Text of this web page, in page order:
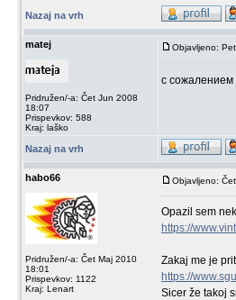
Nazaj na vrh
matej
Pridružen/-a: Čet Jun 2008
18:07
Prispevkov: 588
Kraj: laško
Objavljeno:
с
Nazaj na vrh
habo66
Pridružen/-a: Čet Maj 2010
18:01
Prispevkov: 1122
Kraj: Lenart
Objavljeno:
Opazil sem
https://
Zakaj me je
https://
Sicer že takoj